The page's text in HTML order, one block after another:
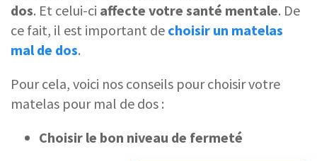
dos. Et celui-ci affecte votre santé mentale. De
ce fait, il est important de choisir un matelas
mal de dos.
Pour cela, voici nos conseils pour choisir votre
matelas pour mal de dos :
Choisir le bon niveau de fermeté